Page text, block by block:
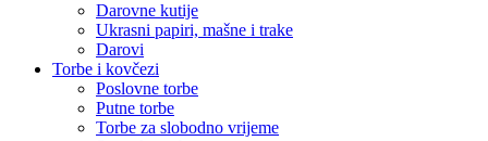
Darovne kutije
Ukrasni papiri, mašne i trake
Darovi
Torbe i kovčezi
Poslovne torbe
Putne torbe
Torbe za slobodno vrijeme